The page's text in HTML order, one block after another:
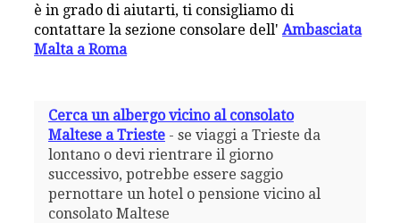
è in grado di aiutarti, ti consigliamo di
contattare la sezione consolare dell'Ambasciata
Malta a Roma
Cerca un albergo vicino al consolato
Maltese a Trieste- se viaggi a Trieste da
lontano o devi rientrare il giorno
successivo, potrebbe essere saggio
pernottare un hotel o pensione vicino al
consolato Maltese